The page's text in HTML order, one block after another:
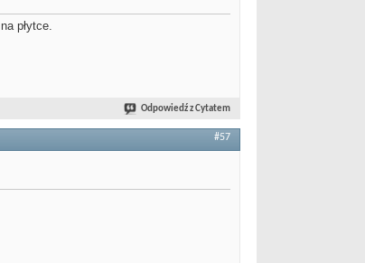
płytce.
Odpowiedź z Cytatem
#57